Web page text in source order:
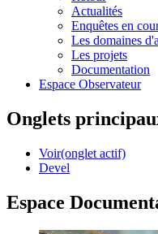
Actualités
Enquêtes en
Les domaines
Les projets
Documentation
Espace Observateur
Onglets
Voir(onglet actif)
Devel
Espace